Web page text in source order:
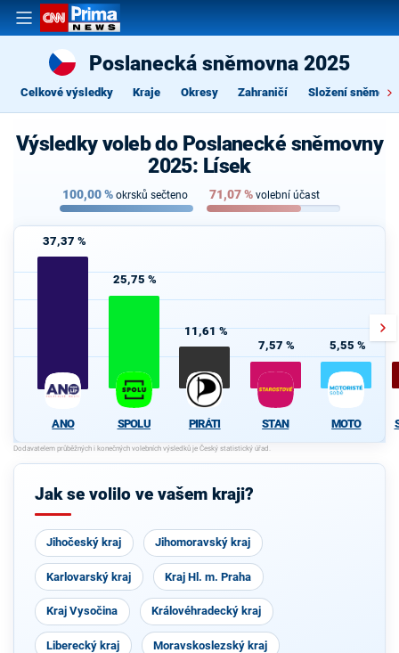
Poslanecká sněmovna 2025
Celkové výsledky Kraje Okresy Zahraničí Složení
Výsledky voleb do Poslanecké sněmovny
2025: Lísek
100,00% okrsků sečteno 71,07% volební účast
37,37 %
ANO
25,75 %
SPOLU
11,61 %
PIRÁTI
7,57 %
STAN
5,55 %
MOTO
Jak se volilo ve vašem kraji?
Jihočeský kraj Jihomoravský kraj
Karlovarský kraj Kraj Hl. m. Praha
Kraj Vysočina Královéhradecký kraj
Liberecký kraj Moravskoslezský kraj